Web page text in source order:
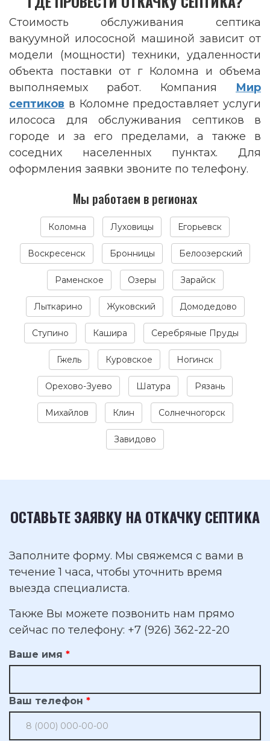
Стоимость обслуживания септика
вакуумной илососной машиной зависит от
модели (мощности) техники, удаленности
объекта поставки от г Коломна и объема
выполняемых работ. Компания Мир
септиков в Коломне предоставляет услуги
илососа для обслуживания септиков в
городе и за его пределами, а также в
соседних населенных пунктах. Для
оформления заявки звоните по телефону.
Мы работаем в регионах
Коломна Луховицы Егорьевск
Воскресенск Бронницы Белоозерский
Раменское Озеры Зарайск
Лыткарино Жуковский Домодедово
Ступино Кашира Серебряные Пруды
Гжель Куровское Ногинск
Орехово-Зуево Шатура Рязань
Михайлов Клин Солнечногорск
Завидово
ОСТАВЬТЕ ЗАЯВКУ НА ОТКАЧКУ СЕПТИКА
Заполните форму. Мы свяжемся с вами в
течение 1 часа, чтобы уточнить время
выезда специалиста.
Также Вы можете позвонить нам прямо
сейчас по телефону: +7 (926) 362-22-20
Ваше имя
Ваш телефон